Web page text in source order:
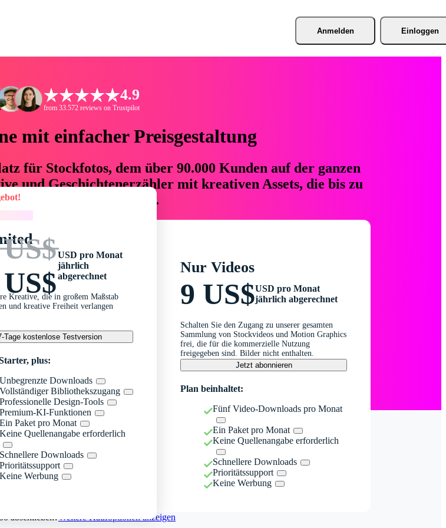
Anmelden Einloggen
4.9
from 33.572 reviews on Trustpilot
mit einfacher Preisgestaltung
für Stockfotos, dem über 90.000 Kunden auf der ganzen
und Geschichtenerzähler mit kreativen Assets, die bis zu
und Budget einsparen.
USD pro Monat
jährlich
abgerechnet
Kreative, die in großem Maßstab
und kreative Freiheit verlangen
Tage kostenlose Testversion
plus:
Downloads
Bibliothekszugang
Design-Tools
KI-Funktionen
Paket pro Monat
Quellenangabe erforderlich
Downloads
Werbung
Nur Videos
9 US$USD pro Monat
jährlich abgerechnet
Schalten Sie den Zugang zu unserer gesamten
Sammlung von Stockvideos und Motion Graphics
frei, die für die kommerzielle Nutzung
freigegeben sind. Bilder nicht enthalten.
Jetzt abonnieren
Plan beinhaltet:
Fünf Video-Downloads pro Monat
Ein Paket pro Monat
Keine Quellenangabe erforderlich
Schnellere Downloads
Prioritätssupport
Keine Werbung
abschließen?Weitere Kaufoptionen anzeigen